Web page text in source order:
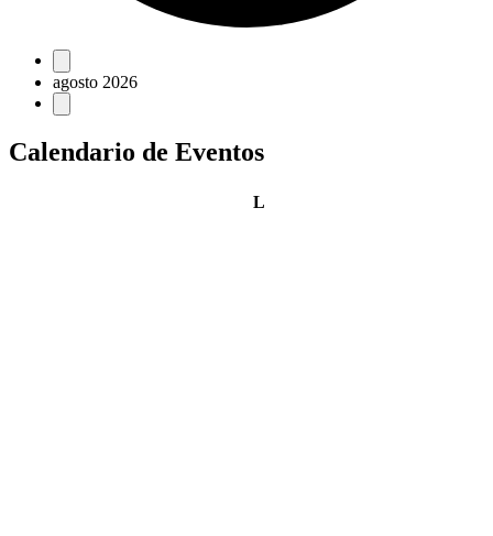
Eventos
agosto 2026
Calendario de Eventos
Llunes